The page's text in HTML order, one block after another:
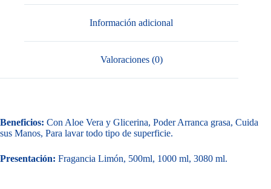
Información adicional
Valoraciones (0)
Beneficios: Con Aloe Vera y Glicerina, Poder Arranca grasa, Cuida
sus Manos, Para lavar todo tipo de superficie.
Presentación: Fragancia Limón, 500ml, 1000 ml, 3080 ml.